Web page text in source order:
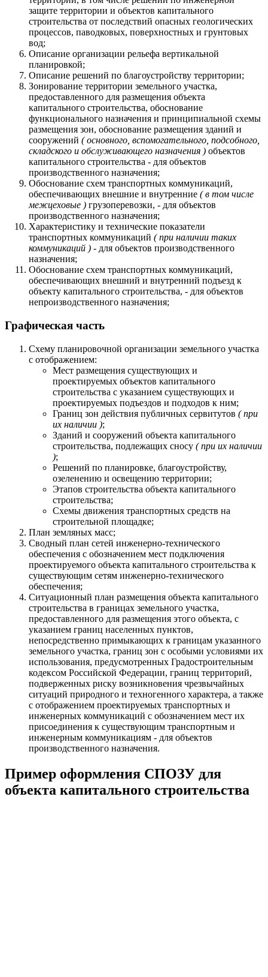
защите территории и объектов капитального
строительства от последствий опасных геологических
процессов, паводковых, поверхностных и грунтовых
вод;
Описание организации рельефа вертикальной
планировкой;
Описание решений по благоустройству территории;
Зонирование территории земельного участка,
предоставленного для размещения объекта
капитального строительства, обоснование
функционального назначения и принципиальной схемы
размещения зон, обоснование размещения зданий и
сооружений ( основного, вспомогательного, подсобного,
складского и обслуживающего назначения ) объектов
капитального строительства - для объектов
производственного назначения;
Обоснование схем транспортных коммуникаций,
обеспечивающих внешние и внутренние ( в том числе
межцеховые ) грузоперевозки, - для объектов
производственного назначения;
Характеристику и технические показатели
транспортных коммуникаций ( при наличии таких
коммуникаций ) - для объектов производственного
назначения;
Обоснование схем транспортных коммуникаций,
обеспечивающих внешний и внутренний подъезд к
объекту капитального строительства, - для объектов
непроизводственного назначения;
Графическая часть
Схему планировочной организации земельного участка
с отображением:
Мест размещения существующих и
проектируемых объектов капитального
строительства с указанием существующих и
проектируемых подъездов и подходов к ним;
Границ зон действия публичных сервитутов ( при
их наличии );
Зданий и сооружений объекта капитального
строительства, подлежащих сносу ( при их наличии
);
Решений по планировке, благоустройству,
озеленению и освещению территории;
Этапов строительства объекта капитального
строительства;
Схемы движения транспортных средств на
строительной площадке;
План земляных масс;
Сводный план сетей инженерно-технического
обеспечения с обозначением мест подключения
проектируемого объекта капитального строительства к
существующим сетям инженерно-технического
обеспечения;
Ситуационный план размещения объекта капитального
строительства в границах земельного участка,
предоставленного для размещения этого объекта, с
указанием границ населенных пунктов,
непосредственно примыкающих к границам указанного
земельного участка, границ зон с особыми условиями их
использования, предусмотренных Градостроительным
кодексом Российской Федерации, границ территорий,
подверженных риску возникновения чрезвычайных
ситуаций природного и техногенного характера, а также
с отображением проектируемых транспортных и
инженерных коммуникаций с обозначением мест их
присоединения к существующим транспортным и
инженерным коммуникациям - для объектов
производственного назначения.
Пример оформления СПОЗУ для
объекта капитального строительства